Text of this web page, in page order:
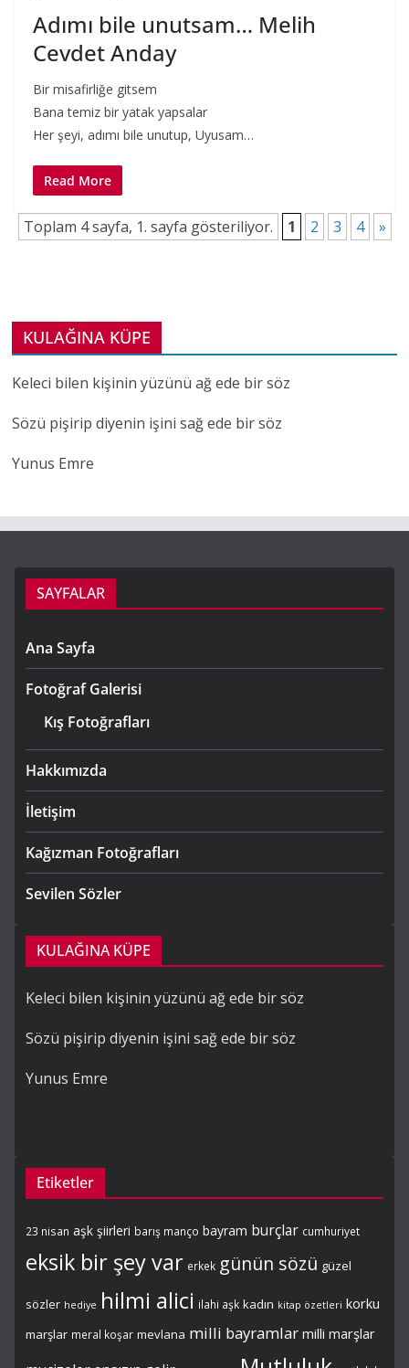
Adımı bile unutsam… Melih
Cevdet Anday
Bir misafirliğe gitsem
Bana temiz bir yatak yapsalar
Her şeyi, adımı bile unutup, Uyusam…
Read More
Toplam 4 sayfa, 1. sayfa gösteriliyor. 1 2 3 4 »
KULAĞINA KÜPE
Keleci bilen kişinin yüzünü ağ ede bir söz
Sözü pişirip diyenin işini sağ ede bir söz
Yunus Emre
SAYFALAR
Ana Sayfa
Fotoğraf Galerisi
Kış Fotoğrafları
Hakkımızda
İletişim
Kağızman Fotoğrafları
Sevilen Sözler
KULAĞINA KÜPE
Keleci bilen kişinin yüzünü ağ ede bir söz
Sözü pişirip diyenin işini sağ ede bir söz
Yunus Emre
Etiketler
23 nisan aşk şiirleri barış manço bayram burçlar cumhuriyet
eksik bir şey var erkek günün sözü güzel
sözler hediye hilmi alici ilahi aşk kadın kitap özetleri korku
marşlar meral koşar mevlana milli bayramlar milli marşlar